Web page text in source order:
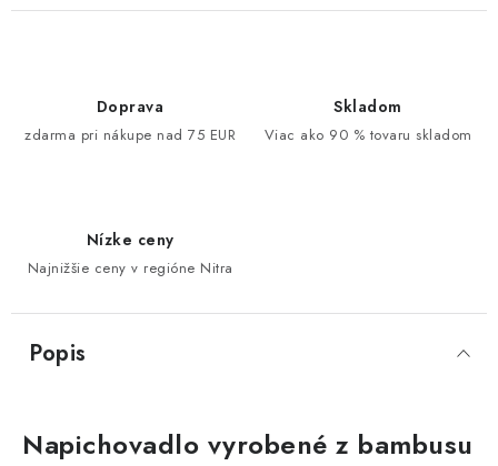
Doprava
zdarma pri nákupe nad 75 EUR
Skladom
Viac ako 90 % tovaru skladom
Nízke ceny
Najnižšie ceny v regióne Nitra
Popis
Napichovadlo vyrobené z bambusu